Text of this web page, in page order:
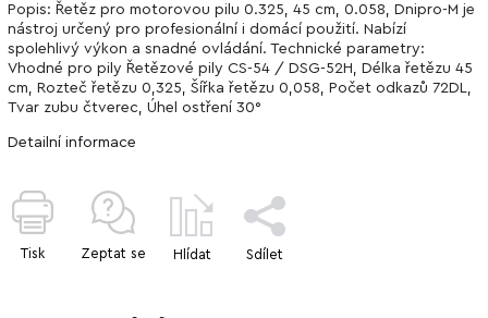
Popis: Řetěz pro motorovou pilu 0.325, 45 cm, 0.058, Dnipro-M je
nástroj určený pro profesionální i domácí použití. Nabízí
spolehlivý výkon a snadné ovládání. Technické parametry:
Vhodné pro pily Řetězové pily CS-54 / DSG-52H, Délka řetězu 45
cm, Rozteč řetězu 0,325, Šířka řetězu 0,058, Počet odkazů 72DL,
Tvar zubu čtverec, Úhel ostření 30°
Detailní informace
Tisk Zeptat se Hlídat Sdílet